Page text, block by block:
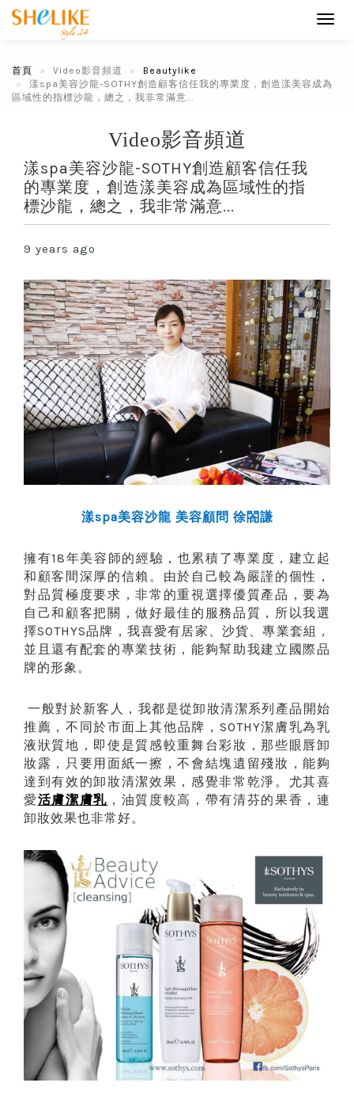
首頁 Video影音頻道
Beautylike
漾spa美容沙龍-SOTHY創造顧客信任我的專業度，創造漾美容成為
區域性的指標沙龍，總之，我非常滿意...
Video影音頻道
漾spa美容沙龍-SOTHY創造顧客信任我
的專業度，創造漾美容成為區域性的指
標沙龍，總之，我非常滿意...
9 years ago
漾spa美容沙龍 美容顧問 徐閤謙
擁有18年美容師的經驗，也累積了專業度，建立起
和顧客間深厚的信賴。由於自己較為嚴謹的個性，
對品質極度要求，非常的重視選擇優質產品，要為
自己和顧客把關，做好最佳的服務品質，所以我選
擇SOTHYS品牌，我喜愛有居家、沙貨、專業套組，
並且還有配套的專業技術，能夠幫助我建立國際品
牌的形象。
一般對於新客人，我都是從卸妝清潔系列產品開始
推薦，不同於市面上其他品牌， SOTHY潔膚乳為乳
液狀質地，即使是質感較重舞台彩妝，那些眼唇卸
妝露，只要用面紙一擦，不會結塊遺留殘妝，能夠
達到有效的卸妝清潔效果，感覺非常乾淨。尤其喜
愛活膚潔膚乳 ，油質度較高，帶有清芬的果香，連
卸妝效果也非常好。